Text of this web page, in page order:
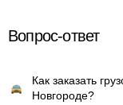
Вопрос-ответ
Как заказать
Новгороде?